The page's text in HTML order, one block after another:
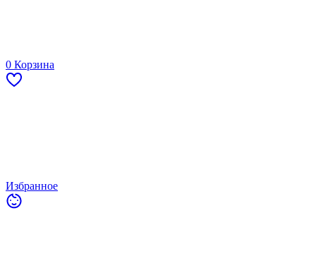
0 Корзина
Избранное